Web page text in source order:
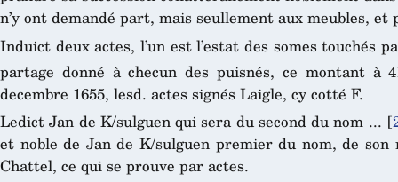
n’y ont demandé part, mais seullement aux meubles,
Induict deux actes, l’un est l’estat des somes touchés
partage donné à checun des puisnés, ce montant à
decembre 1655, lesd. actes signés Laigle, cy cotté F.
Ledict Jan de K/sulguen qui sera du second du nom ... [
et noble de Jan de K/sulguen premier du nom, de son
Chattel, ce qui se prouve par actes.